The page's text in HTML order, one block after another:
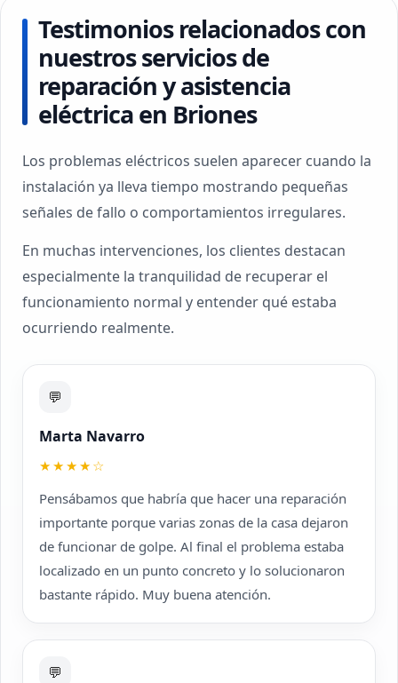
Testimonios relacionados con
nuestros servicios de
reparación y asistencia
eléctrica en Briones
Los problemas eléctricos suelen aparecer cuando la
instalación ya lleva tiempo mostrando pequeñas
señales de fallo o comportamientos irregulares.
En muchas intervenciones, los clientes destacan
especialmente la tranquilidad de recuperar el
funcionamiento normal y entender qué estaba
ocurriendo realmente.
💬
Marta Navarro
★★★★☆
Pensábamos que habría que hacer una reparación
importante porque varias zonas de la casa dejaron
de funcionar de golpe. Al final el problema estaba
localizado en un punto concreto y lo solucionaron
bastante rápido. Muy buena atención.
💬